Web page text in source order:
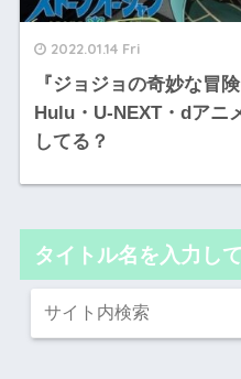
2022.01.14 Fri
『ジョジョの奇妙な冒
Hulu・U-NEXT・dアニ
してる？
タイトル名を入力し